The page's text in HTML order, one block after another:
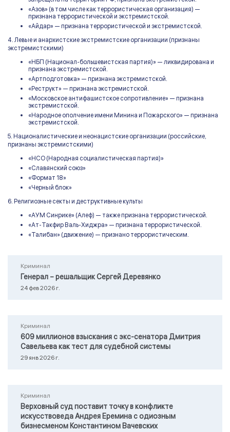
«Азов» (в том числе как террористическая организация) —
признана террористической и экстремистской.
«Айдар» — признана террористической и экстремистской.
4. Левые и анархистские экстремистские организации (признаны
экстремистскими)
«НБП (Национал-большевистская партия)» — ликвидирована и
признана экстремистской.
«Артподготовка» — признана экстремистской.
«Реструкт» — признана экстремистской.
«Московское антифашистское сопротивление» — признана
экстремистской.
«Народное ополчение имени Минина и Пожарского» — признана
экстремистской.
5. Националистические и неонацистские организации (российские,
признаны экстремистскими)
«НСО (Народная социалистическая партия)»
«Славянский союз»
«Формат 18»
«Черный блок»
6. Религиозные секты и деструктивные культы
«АУМ Синрике» (Алеф) — также признана террористической.
«Ат-Такфир Валь-Хиджра» — признана террористической.
«Талибан» (движение) — признано террористическим.
Криминал
Генерал – решальщик Сергей Деревянко
24 фев 2026 г.
Криминал
609 миллионов взыскания с экс-сенатора Дмитрия
Савельева как тест для судебной системы
29 янв 2026 г.
Криминал
Верховный суд поставит точку в конфликте
искусствоведа Андрея Еремина с одиозным
бизнесменом Константином Вачевских